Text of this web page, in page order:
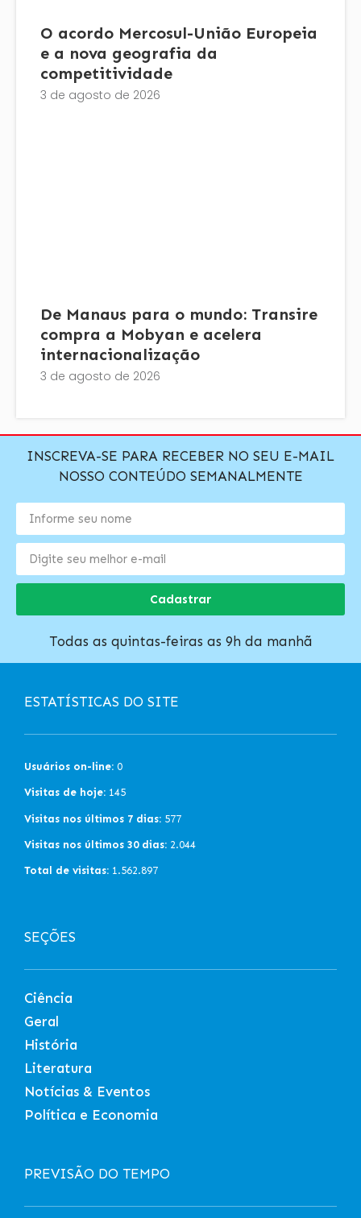
O acordo Mercosul-União Europeia
e a nova geografia da
competitividade
3 de agosto de 2026
De Manaus para o mundo: Transire
compra a Mobyan e acelera
internacionalização
3 de agosto de 2026
INSCREVA-SE PARA RECEBER NO SEU E-MAIL
NOSSO CONTEÚDO SEMANALMENTE
Cadastrar
Todas as quintas-feiras as 9h da manhã
ESTATÍSTICAS DO SITE
Usuários on-line: 0
Visitas de hoje: 145
Visitas nos últimos 7 dias: 577
Visitas nos últimos 30 dias: 2.044
Total de visitas: 1.562.897
SEÇÕES
Ciência
Geral
História
Literatura
Notícias & Eventos
Política e Economia
PREVISÃO DO TEMPO